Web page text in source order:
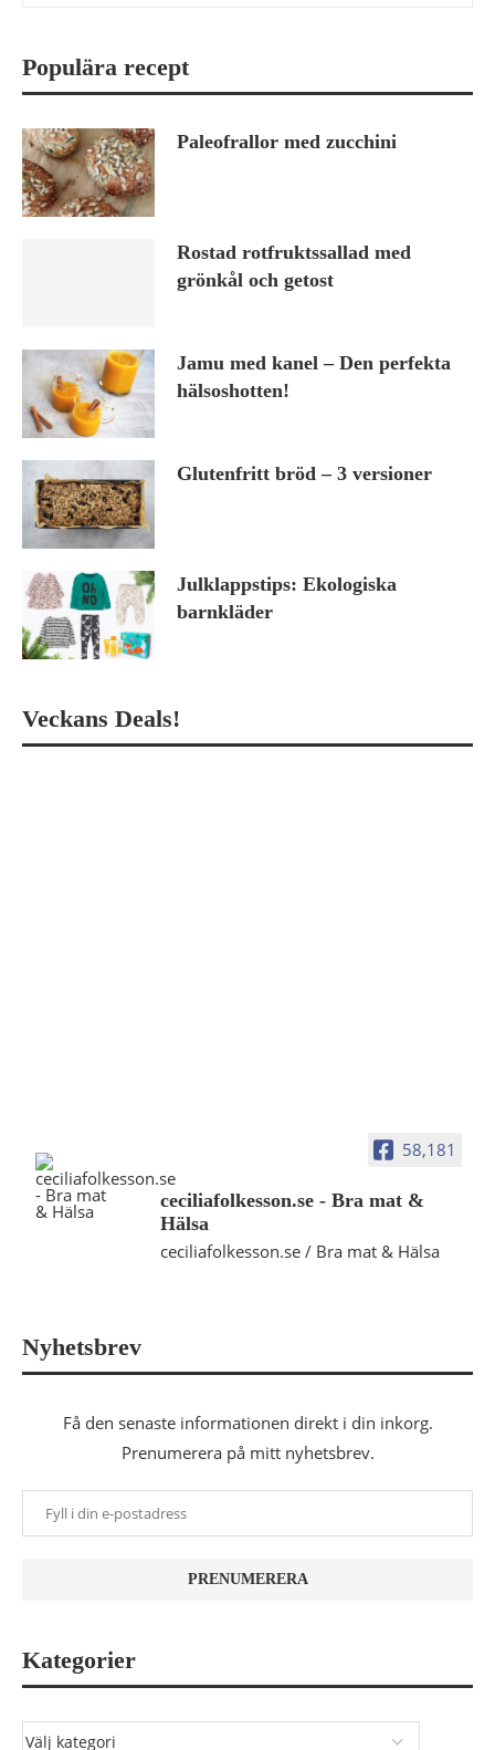
Populära recept
Paleofrallor med zucchini
Rostad rotfruktssallad med
grönkål och getost
Jamu med kanel – Den perfekta
hälsoshotten!
Glutenfritt bröd – 3 versioner
Julklappstips: Ekologiska
barnkläder
Veckans Deals!
58,181
ceciliafolkesson.se - Bra mat &
Hälsa
ceciliafolkesson.se / Bra mat & Hälsa
Nyhetsbrev
Få den senaste informationen direkt i din inkorg.
Prenumerera på mitt nyhetsbrev.
Kategorier